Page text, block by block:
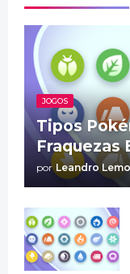
JOGOS
Tipos
Fraquezas
por Leandro